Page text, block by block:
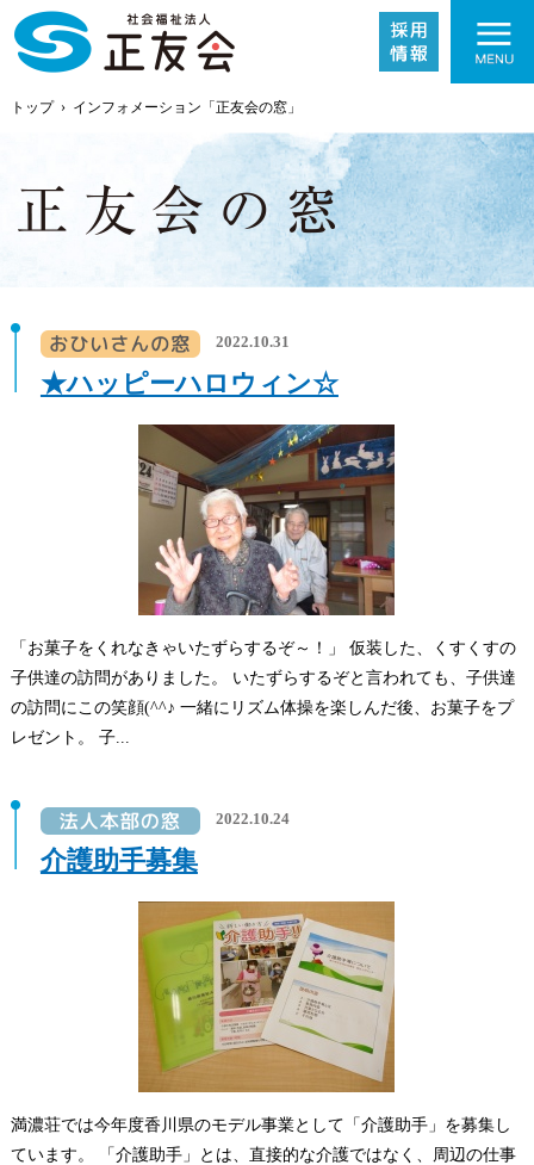
事業内容
トップ› インフォメーション「正友会の窓」
2022.10.31
★ハッピーハロウィン☆
「お菓子をくれなきゃいたずらするぞ～！」 仮装した、くすくすの
子供達の訪問がありました。 いたずらするぞと言われても、子供達
の訪問にこの笑顔(^^♪ 一緒にリズム体操を楽しんだ後、お菓子をプ
レゼント。 子...
2022.10.24
介護助手募集
満濃荘では今年度香川県のモデル事業として「介護助手」を募集し
ています。 「介護助手」とは、直接的な介護ではなく、周辺の仕事